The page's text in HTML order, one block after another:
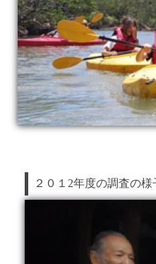
２０１2年度の調査の様